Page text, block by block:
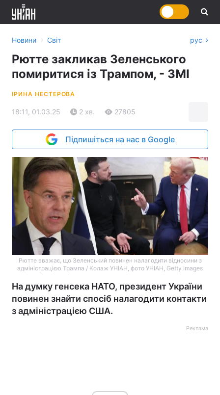
Новини › Світ рус
Рютте закликав Зеленського
помиритися із Трампом, - ЗМІ
ІРИНА НЕСТЕРОВА
18:11, 01.03.25 2 хв. 27805
Підпишіться на нас в Google
Рютте вважає, що Зеленський повинен налагодити відносини з
адміністрацією Трампа / Колаж УНІАН, фото УНІАН, Getty Images
На думку генсека НАТО, президент України
повинен знайти спосіб налагодити контакти
з адміністрацією США.
Реклама